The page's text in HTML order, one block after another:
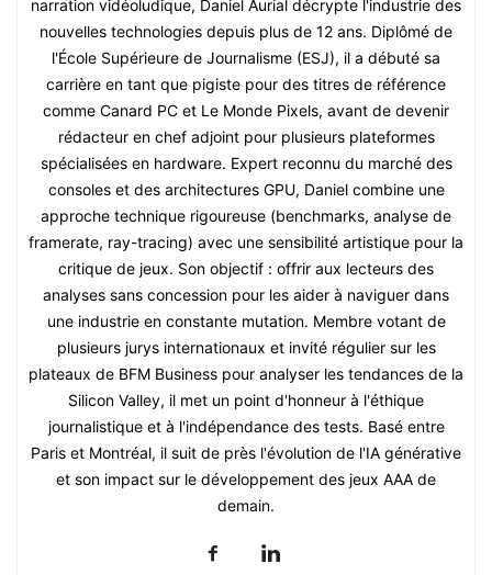
narration vidéoludique, Daniel Aurial décrypte l'industrie des
nouvelles technologies depuis plus de 12 ans. Diplômé de
l'École Supérieure de Journalisme (ESJ), il a débuté sa
carrière en tant que pigiste pour des titres de référence
comme Canard PC et Le Monde Pixels, avant de devenir
rédacteur en chef adjoint pour plusieurs plateformes
spécialisées en hardware. Expert reconnu du marché des
consoles et des architectures GPU, Daniel combine une
approche technique rigoureuse (benchmarks, analyse de
framerate, ray-tracing) avec une sensibilité artistique pour la
critique de jeux. Son objectif : offrir aux lecteurs des
analyses sans concession pour les aider à naviguer dans
une industrie en constante mutation. Membre votant de
plusieurs jurys internationaux et invité régulier sur les
plateaux de BFM Business pour analyser les tendances de la
Silicon Valley, il met un point d'honneur à l'éthique
journalistique et à l'indépendance des tests. Basé entre
Paris et Montréal, il suit de près l'évolution de l'IA générative
et son impact sur le développement des jeux AAA de
demain.